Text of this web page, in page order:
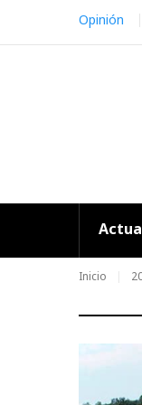
content
Opinión
Inicio